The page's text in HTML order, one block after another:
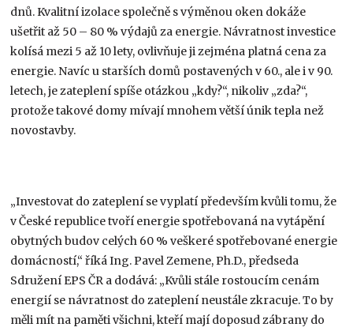
dnů. Kvalitní izolace společně s výměnou oken dokáže
ušetřit až 50 – 80 % výdajů za energie. Návratnost investice
kolísá mezi 5 až 10 lety, ovlivňuje ji zejména platná cena za
energie. Navíc u starších domů postavených v 60., ale i v 90.
letech, je zateplení spíše otázkou „kdy?“, nikoliv „zda?“,
protože takové domy mívají mnohem větší únik tepla než
novostavby.
„Investovat do zateplení se vyplatí především kvůli tomu, že
v České republice tvoří energie spotřebovaná na vytápění
obytných budov celých 60 % veškeré spotřebované energie
domácností,“ říká Ing. Pavel Zemene, Ph.D., předseda
Sdružení EPS ČR a dodává: „Kvůli stále rostoucím cenám
energií se návratnost do zateplení neustále zkracuje. To by
měli mít na paměti všichni, kteří mají doposud zábrany do